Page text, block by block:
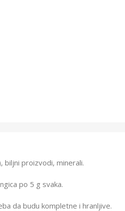
biljni proizvodi, minerali.
po 5 g svaka.
da budu kompletne i hranljive.